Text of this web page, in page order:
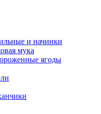
и начинки
мука
ягоды